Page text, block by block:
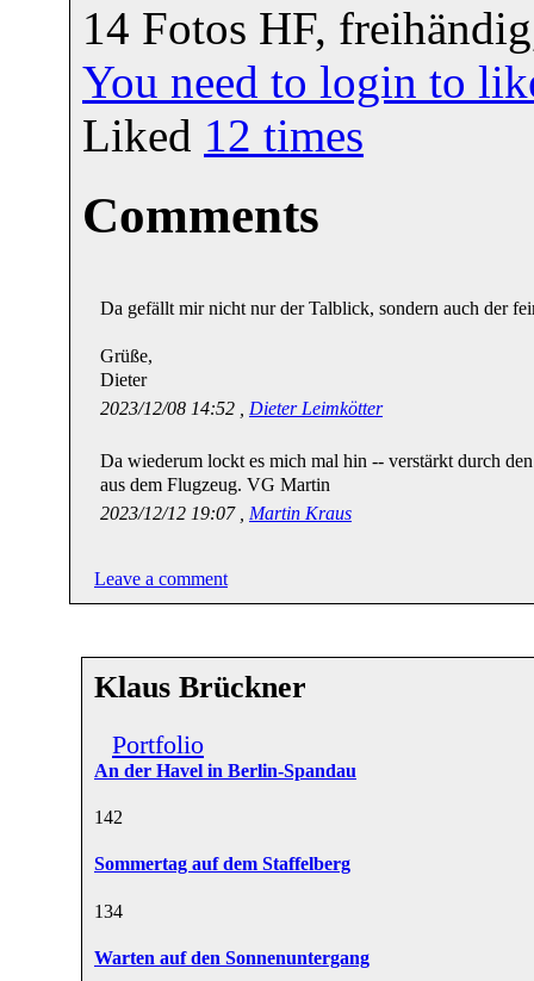
14 Fotos HF,
You need to login to
Liked 12 times
Comments
Da gefällt mir nicht nur der Talblick, sondern auch der
Grüße,
Dieter
2023/12/08 14:52 , Dieter Leimkötter
Da wiederum lockt es mich mal hin -- verstärkt durch
aus dem Flugzeug. VG Martin
2023/12/12 19:07 , Martin Kraus
Leave a comment
Klaus Brückner
Portfolio
An der Havel in Berlin-Spandau
142
Sommertag auf dem Staffelberg
134
Warten auf den Sonnenuntergang